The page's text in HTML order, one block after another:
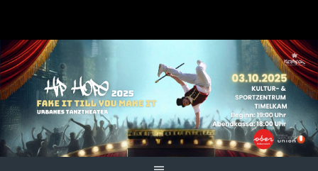
Inhalt